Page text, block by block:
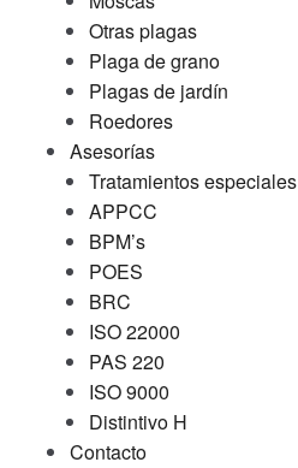
Otras plagas
Plaga de grano
Plagas de jardín
Roedores
Asesorías
Tratamientos especiales
APPCC
BPM’s
POES
BRC
ISO 22000
PAS 220
ISO 9000
Distintivo H
Contacto